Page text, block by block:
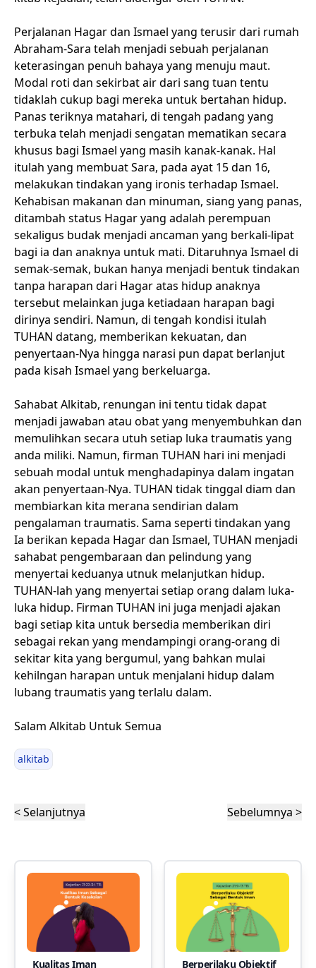
Perjalanan Hagar dan Ismael yang terusir dari rumah
Abraham-Sara telah menjadi sebuah perjalanan
keterasingan penuh bahaya yang menuju maut.
Modal roti dan sekirbat air dari sang tuan tentu
tidaklah cukup bagi mereka untuk bertahan hidup.
Panas teriknya matahari, di tengah padang yang
terbuka telah menjadi sengatan mematikan secara
khusus bagi Ismael yang masih kanak-kanak. Hal
itulah yang membuat Sara, pada ayat 15 dan 16,
melakukan tindakan yang ironis terhadap Ismael.
Kehabisan makanan dan minuman, siang yang panas,
ditambah status Hagar yang adalah perempuan
sekaligus budak menjadi ancaman yang berkali-lipat
bagi ia dan anaknya untuk mati. Ditaruhnya Ismael di
semak-semak, bukan hanya menjadi bentuk tindakan
tanpa harapan dari Hagar atas hidup anaknya
tersebut melainkan juga ketiadaan harapan bagi
dirinya sendiri. Namun, di tengah kondisi itulah
TUHAN datang, memberikan kekuatan, dan
penyertaan-Nya hingga narasi pun dapat berlanjut
pada kisah Ismael yang berkeluarga.
Sahabat Alkitab, renungan ini tentu tidak dapat
menjadi jawaban atau obat yang menyembuhkan dan
memulihkan secara utuh setiap luka traumatis yang
anda miliki. Namun, firman TUHAN hari ini menjadi
sebuah modal untuk menghadapinya dalam ingatan
akan penyertaan-Nya. TUHAN tidak tinggal diam dan
membiarkan kita merana sendirian dalam
pengalaman traumatis. Sama seperti tindakan yang
Ia berikan kepada Hagar dan Ismael, TUHAN menjadi
sahabat pengembaraan dan pelindung yang
menyertai keduanya utnuk melanjutkan hidup.
TUHAN-lah yang menyertai setiap orang dalam luka-
luka hidup. Firman TUHAN ini juga menjadi ajakan
bagi setiap kita untuk bersedia memberikan diri
sebagai rekan yang mendampingi orang-orang di
sekitar kita yang bergumul, yang bahkan mulai
kehilngan harapan untuk menjalani hidup dalam
lubang traumatis yang terlalu dalam.
Salam Alkitab Untuk Semua
alkitab
< Selanjutnya Sebelumnya >
Kualitas Iman Berperilaku Objektif